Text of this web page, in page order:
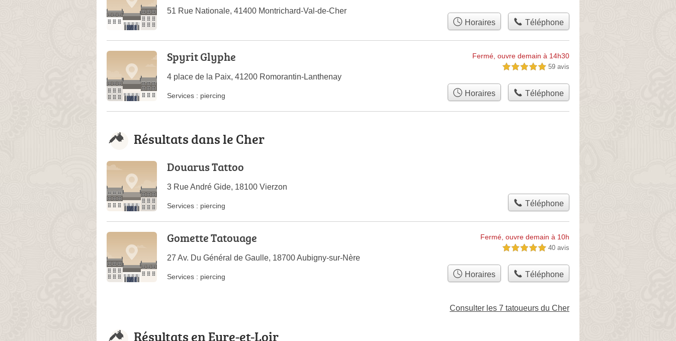
51 Rue Nationale, 41400 Montrichard-Val-de-Cher
Horaires Téléphone
Spyrit Glyphe
4 place de la Paix, 41200 Romorantin-Lanthenay
Fermé, ouvre demain à 14h30
5,0 étoiles sur 5 59 avis
Services : piercing Horaires Téléphone
Résultats dans le Cher
Douarus Tattoo
3 Rue André Gide, 18100 Vierzon
Services : piercing Téléphone
Gomette Tatouage
27 Av. Du Général de Gaulle, 18700 Aubigny-sur-Nère
Fermé, ouvre demain à 10h
5,0 étoiles sur 5 40 avis
Services : piercing Horaires Téléphone
Consulter les 7 tatoueurs du Cher
Résultats en Eure-et-Loir